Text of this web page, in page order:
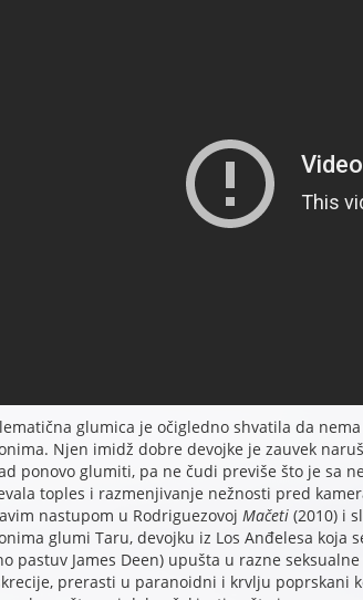
glumica je očigledno shvatila da
Njen imidž dobre devojke je zauvek
ponovo glumiti, pa ne čudi previše što je sa
toples i razmenjivanje nežnosti pred
nastupom u Rodriguezovoj Mačeti(2010) i
glumi Taru, devojku iz Los Anđelesa koja
pastuv James Deen) upušta u razne
prerasti u paranoidni i krvlju poprskani